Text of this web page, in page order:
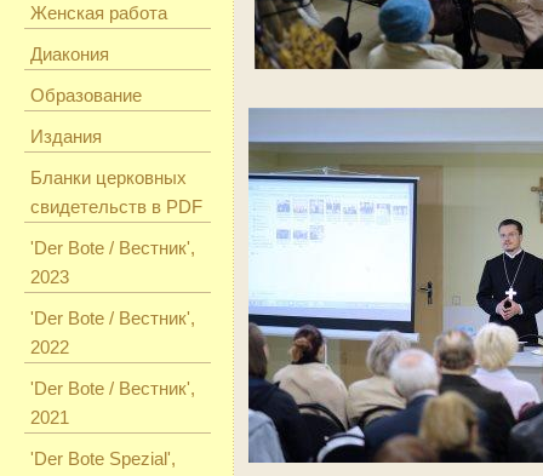
Женская работа
Диакония
Образование
Издания
Бланки церковных
свидетельств в PDF
'Der Bote / Вестник',
2023
'Der Bote / Вестник',
2022
'Der Bote / Вестник',
2021
'Der Bote Spezial',